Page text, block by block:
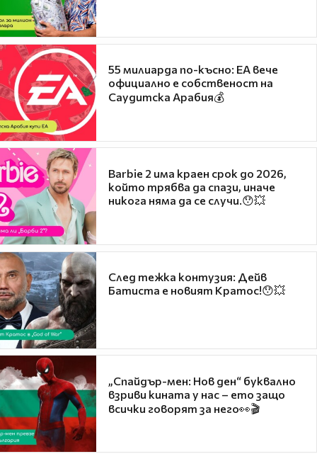
55 милиарда по-късно: EA вече
официално е собственост на
Саудитска Арабия💰
Barbie 2 има краен срок до 2026,
който трябва да спази, иначе
никога няма да се случи.😯💥
След тежка контузия: Дейв
Батиста е новият Кратос!😯💥
„Спайдър-мен: Нов ден“ буквално
взриви кината у нас – ето защо
всички говорят за него👀🎬